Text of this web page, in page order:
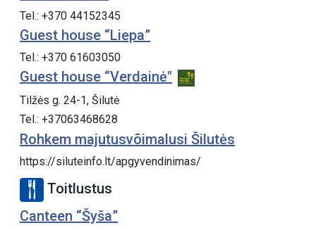
Tel.: +370 44152345
Guest house “Liepa”
Tel.: +370 61603050
Guest house “Verdainė"
Tilžės g. 24-1, Šilutė
Tel.: +37063468628
Rohkem majutusvõimalusi Šilutės
https://siluteinfo.lt/apgyvendinimas/
Toitlustus
Canteen “Šyša”